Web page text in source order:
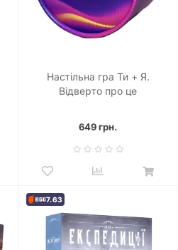
Настільна гра Ти + Я.
Відверто про це
649 грн.
7.63